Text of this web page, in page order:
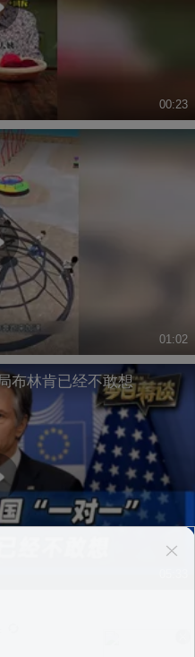
00:23
01:02
布林肯已经不敢想